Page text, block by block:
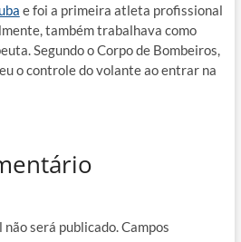
e foi a primeira atleta profissional
também trabalhava como
Segundo o Corpo de Bombeiros,
o controle do volante ao entrar na
não será publicado.Campos